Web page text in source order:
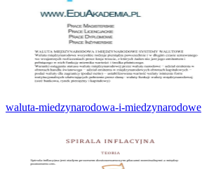
waluta-miedzynarodowa-i-miedzynarodowe